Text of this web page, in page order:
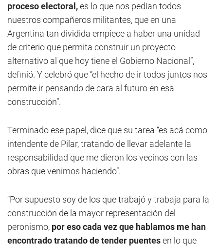
proceso electoral,es lo que nos pedían todos
nuestros compañeros militantes, que en una
Argentina tan dividida empiece a haber una unidad
de criterio que permita construir un proyecto
alternativo al que hoy tiene el Gobierno Nacional”,
definió. Y celebró que “el hecho de ir todos juntos nos
permite ir pensando de cara al futuro en esa
construcción”.
Terminado ese papel, dice que su tarea “es acá como
intendente de Pilar, tratando de llevar adelante la
responsabilidad que me dieron los vecinos con las
obras que venimos haciendo”.
“Por supuesto soy de los que trabajó y trabaja para la
construcción de la mayor representación del
peronismo, por eso cada vez que hablamos me han
encontrado tratando de tender puentesen lo que